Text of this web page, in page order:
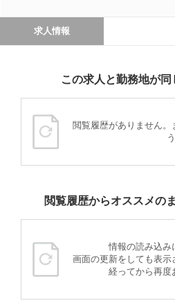
求人情報
この求人と勤務地が同
閲覧履歴がありません。
閲覧履歴からオススメの
情報の読み込み
画面の更新をしても表示
経ってから再度